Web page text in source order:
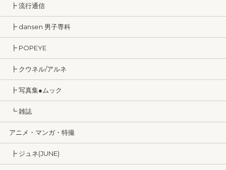
┣ 流行通信
┣ dansen 男子専科
┣ POPEYE
┣ クウネル/アルネ
┣ 写真集●ムック
┗ 雑誌
アニメ・マンガ・特撮
┣ ジュネ(JUNE)